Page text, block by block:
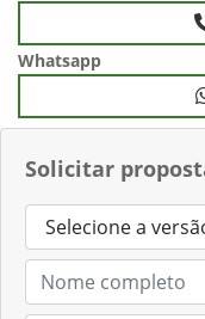
Solicitar
Whatsapp